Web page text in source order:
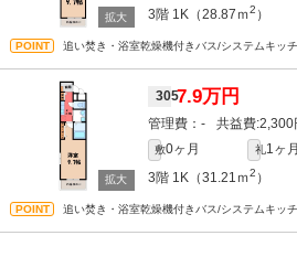
3階 1K（28.87ｍ2 ）
追い焚き・浴室乾燥機付きバス/システムキッ
3057.9万円
- 2,300
敷0ヶ月 礼1ヶ月
3階 1K（31.21ｍ2 ）
追い焚き・浴室乾燥機付きバス/システムキッ